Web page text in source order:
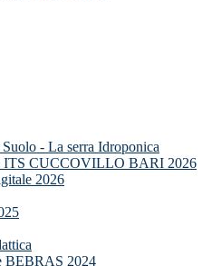
- La serra Idroponica
ITS CUCCOVILLO BARI 2026
2026
BEBRAS 2024